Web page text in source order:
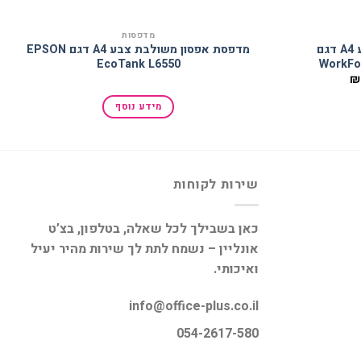
מדפסת אפסון משולבת צבע A4 דגם
₪
מדפסות
מדפסת אפסון משולבת צבע A4 דגם EPSON
EcoTank L6550
מידע נוסף
שירות לקוחות
כאן בשבילך לכל שאלה, בטלפון, בצ’ט
אונליין – נשמח לתת לך שירות מהיר יעיל
ואיכותי.
info@office-plus.co.il
054-2617-580